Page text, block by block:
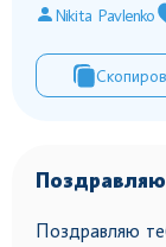
Nikita Pavlenko
Поздравляю
Поздравляю